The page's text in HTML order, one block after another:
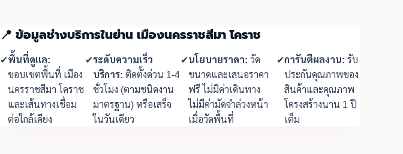
📍 ข้อมูลช่างบริการในย่าน เมืองนครราชสีมา โคราช
✔พื้นที่ดูแล:
ขอบเขตพื้นที่ เมือง
นครราชสีมา โคราช
และเส้นทางเชื่อม
ต่อใกล้เคียง
✔ระดับความเร็ว
บริการ: ติดตั้งด่วน 1-4
ชั่วโมง (ตามชนิดงาน
มาตรฐาน) หรือเสร็จ
ในวันเดียว
✔นโยบายราคา: วัด
ขนาดและเสนอราคา
ฟรี ไม่มีค่าเดินทาง
ไม่มีค่ามัดจำล่วงหน้า
เมื่อวัดพื้นที่
✔การันตีผลงาน: รับ
ประกันคุณภาพของ
สินค้าและคุณภาพ
โครงสร้างนาน 1 ปี
เต็ม